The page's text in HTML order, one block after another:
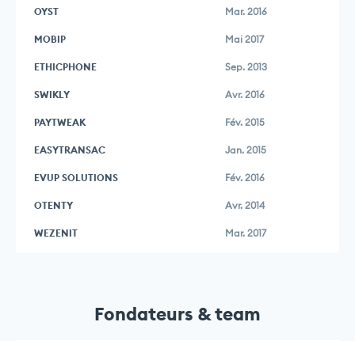
OYST Mar. 2016
MOBIP Mai 2017
ETHICPHONE Sep. 2013
SWIKLY Avr. 2016
PAYTWEAK Fév. 2015
EASYTRANSAC Jan. 2015
EVUP SOLUTIONS Fév. 2016
OTENTY Avr. 2014
WEZENIT Mar. 2017
Fondateurs & team